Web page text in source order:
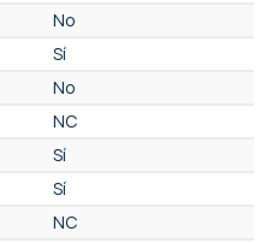
No
Sí
No
NC
Sí
Sí
NC